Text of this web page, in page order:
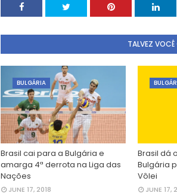
TALVEZ
BULGÁRIA
Brasil cai para a Bulgária e
amarga 4ª derrota na Liga das
Nações
JUNE 17, 2018
Brasil dá
Bulgária
Vôlei
JUNE 17,